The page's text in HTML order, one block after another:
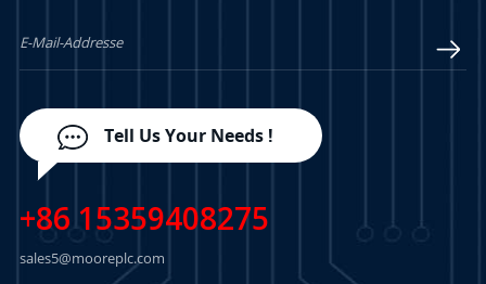
Tell Us Your Needs !
+86 15359408275
sales5@mooreplc.com